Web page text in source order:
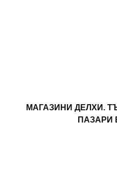
МАГАЗИНИ ДЕЛХИ.
ПАЗАРИ